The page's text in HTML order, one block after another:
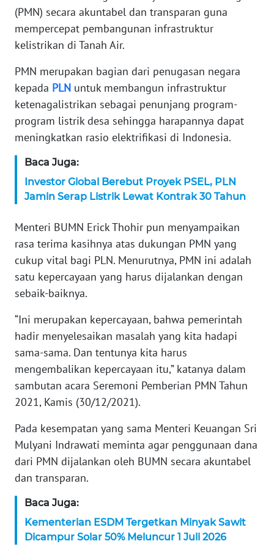
(PMN) secara akuntabel dan transparan guna
mempercepat pembangunan infrastruktur
kelistrikan di Tanah Air.
PMN merupakan bagian dari penugasan negara
kepada PLN untuk membangun infrastruktur
ketenagalistrikan sebagai penunjang program-
program listrik desa sehingga harapannya dapat
meningkatkan rasio elektrifikasi di Indonesia.
Baca Juga:
Investor Global Berebut Proyek PSEL, PLN
Jamin Serap Listrik Lewat Kontrak 30 Tahun
Menteri BUMN Erick Thohir pun menyampaikan
rasa terima kasihnya atas dukungan PMN yang
cukup vital bagi PLN. Menurutnya, PMN ini adalah
satu kepercayaan yang harus dijalankan dengan
sebaik-baiknya.
“Ini merupakan kepercayaan, bahwa pemerintah
hadir menyelesaikan masalah yang kita hadapi
sama-sama. Dan tentunya kita harus
mengembalikan kepercayaan itu,” katanya dalam
sambutan acara Seremoni Pemberian PMN Tahun
2021, Kamis (30/12/2021).
Pada kesempatan yang sama Menteri Keuangan Sri
Mulyani Indrawati meminta agar penggunaan dana
dari PMN dijalankan oleh BUMN secara akuntabel
dan transparan.
Baca Juga:
Kementerian ESDM Tergetkan Minyak Sawit
Dicampur Solar 50% Meluncur 1 Juli 2026
Wahana
News
Regional
WN
WN
JAKARTA
WN
JABAR
WN
BANTEN
WN
NTT
WN
KEPRI
PAPUA
WN
BARAT
WN
RIAU